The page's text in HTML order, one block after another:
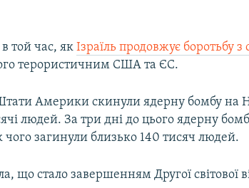
в той час, якІзраїль продовжує боротьбу
терористичним США та ЄС.
Америки скинули ядерну бомбу на
людей. За три дні до цього ядерну
чого загинули близько 140 тисяч людей.
що стало завершенням Другої світової